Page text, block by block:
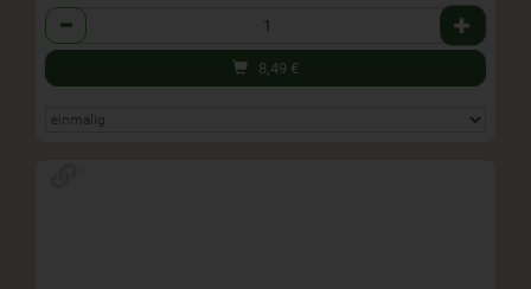
Anzahl
8,49 €